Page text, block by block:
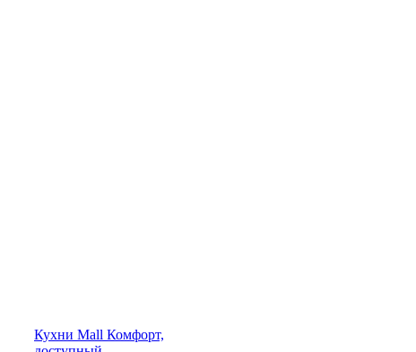
Кухни Mall Комфорт,